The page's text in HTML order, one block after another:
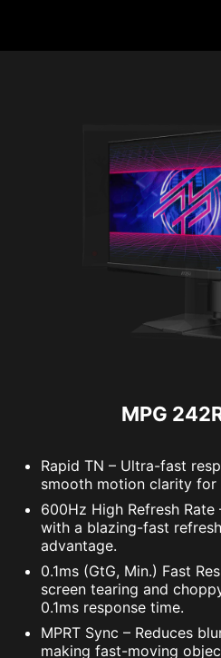
MPG
Rapid TN – Ultra-fast
smooth motion clarity for
600Hz High Refresh
with a blazing-fast
advantage.
0.1ms (GtG, Min.) Fast
screen tearing and
0.1ms response time.
MPRT Sync – Reduces
making fast-moving